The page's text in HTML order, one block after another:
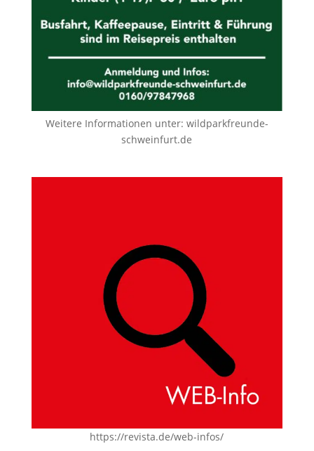
Weitere Informationen unter: wildparkfreunde-
schweinfurt.de
https://revista.de/web-infos/